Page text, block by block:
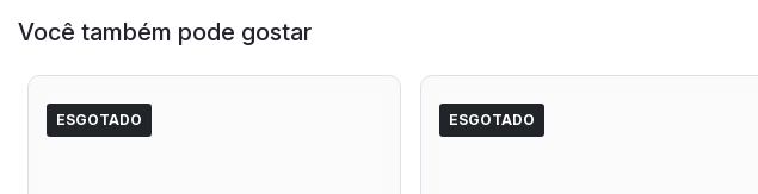
Você também pode gostar
ESGOTADO ESGOTADO